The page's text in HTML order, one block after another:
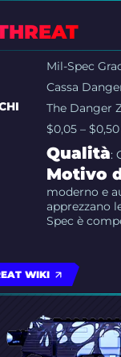
Mil-Spec
Cassa
The Danger
$0,05 – $0,50
Qualità:
Motivo
moderno e
apprezzano
Spec è
WIKI